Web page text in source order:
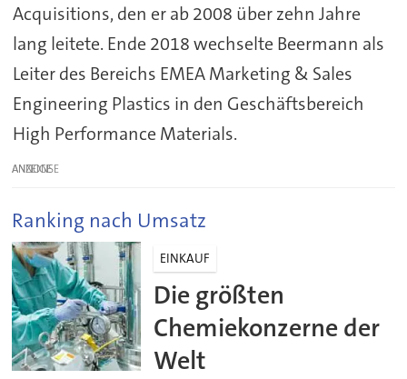
Acquisitions, den er ab 2008 über zehn Jahre
lang leitete. Ende 2018 wechselte Beermann als
Leiter des Bereichs EMEA Marketing & Sales
Engineering Plastics in den Geschäftsbereich
High Performance Materials.
ANZEIGE
Ranking nach Umsatz
EINKAUF
Die größten
Chemiekonzerne der
Welt